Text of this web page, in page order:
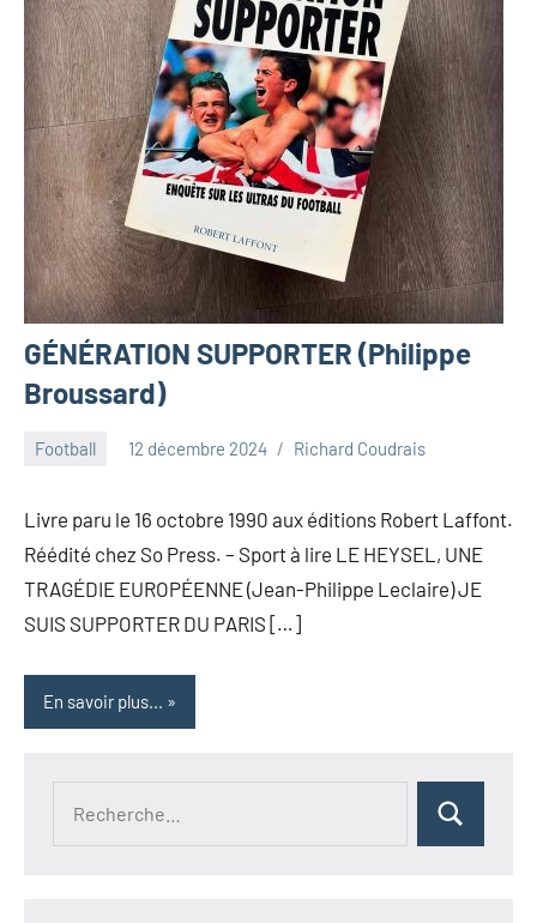
GÉNÉRATION SUPPORTER (Philippe
Broussard)
Football 12 décembre 2024 Richard Coudrais
Livre paru le 16 octobre 1990 aux éditions Robert Laffont.
Réédité chez So Press. – Sport à lire LE HEYSEL, UNE
TRAGÉDIE EUROPÉENNE (Jean-Philippe Leclaire) JE
SUIS SUPPORTER DU PARIS […]
En savoir plus...
Rechercher